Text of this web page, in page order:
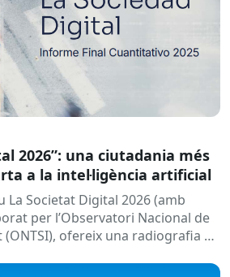
2026”: una ciutadania més
a la intel·ligència artificial
La Societat Digital 2026 (amb
per l’Observatori Nacional de
ofereix una radiografia de